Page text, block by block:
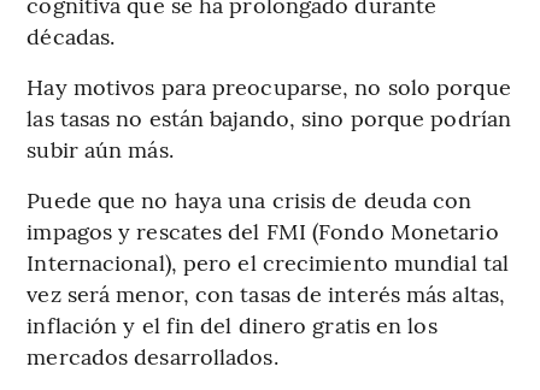
décadas.
Hay motivos para preocuparse, no solo porque
las tasas no están bajando, sino porque podrían
subir aún más.
Puede que no haya una crisis de deuda con
impagos y rescates del FMI (Fondo Monetario
Internacional), pero el crecimiento mundial tal
vez será menor, con tasas de interés más altas,
inflación y el fin del dinero gratis en los
mercados desarrollados.